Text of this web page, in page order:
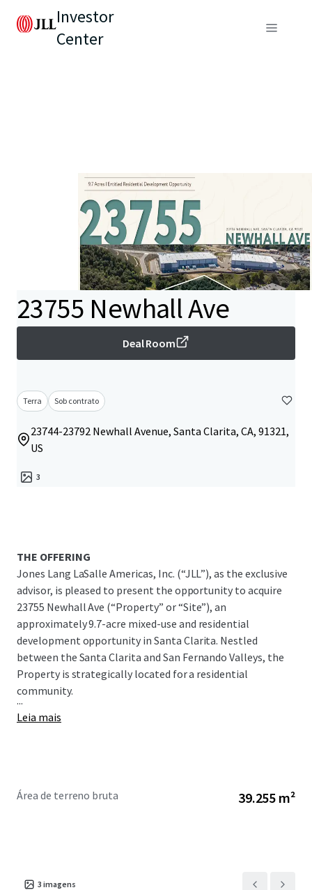
Investor
Center
23755 Newhall Ave
Deal Room
Terra Sob contrato
23744-23792 Newhall Avenue, Santa Clarita, CA, 91321,
US
3
THE OFFERING
Jones Lang LaSalle Americas, Inc. (“JLL”), as the exclusive
advisor, is pleased to present the opportunity to acquire
23755 Newhall Ave (“Property” or “Site”), an
approximately 9.7-acre mixed-use and residential
development opportunity in Santa Clarita. Nestled
between the Santa Clarita and San Fernando Valleys, the
Property is strategically located for a residential
community.
...
Leia mais
Área de terreno bruta 39.255 m²
3 imagens